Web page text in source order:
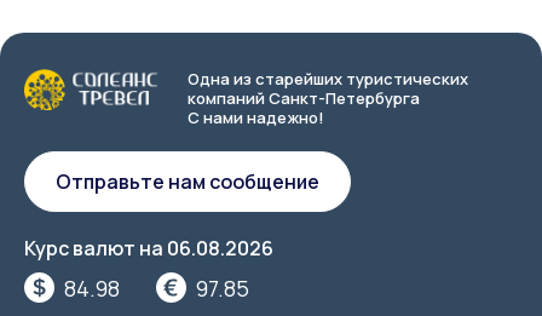
Одна из старейших туристических
компаний Санкт-Петербурга
С нами надежно!
Курс валют на 06.08.2026
84.98 97.85
Отправьте нам сообщение